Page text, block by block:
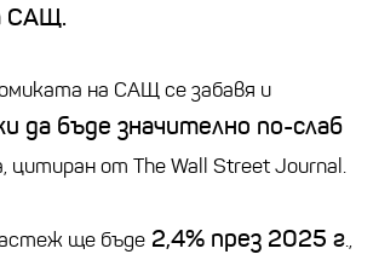
САЩ.
на САЩ се забавя и
бъде значително по-слаб
цитиран от The Wall Street Journal.
ще бъде 2,4% през 2025 г.,